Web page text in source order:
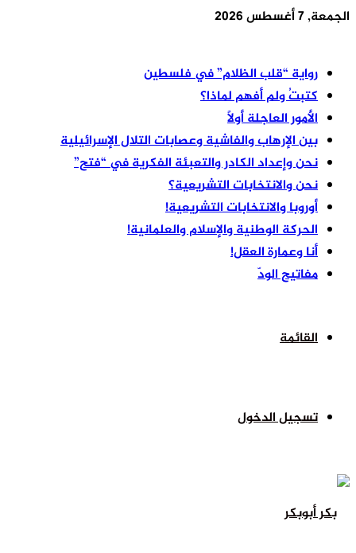
الجمعة, 7 أغسطس 2026
رواية “قلب الظلام” في فلسطين
كتبتُ ولم أفهم لماذا؟
الأمور العاجلة أولًا
بين الإرهاب والفاشية وعصابات التلال الإسرائيلية
نحن وإعداد الكادر والتعبئة الفكرية في “فتح”
نحن والانتخابات التشريعية؟
أوروبا والانتخابات التشريعية!
الحركة الوطنية والإسلام والعلمانية!
أنا وعمارة العقل!
مفاتيح الودّ
القائمة
تسجيل الدخول